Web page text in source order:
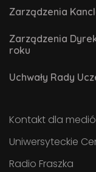
Zarządzenia
Zarządzenia
roku
Uchwały Rady
Kontakt dla
Uniwersyteckie
Radio Fraszka